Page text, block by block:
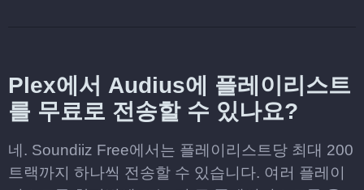
Plex에서 Audius에 플레이리스트
를 무료로 전송할 수 있나요?
네. Soundiiz Free에서는 플레이리스트당 최대 200
트랙까지 하나씩 전송할 수 있습니다. 여러 플레이